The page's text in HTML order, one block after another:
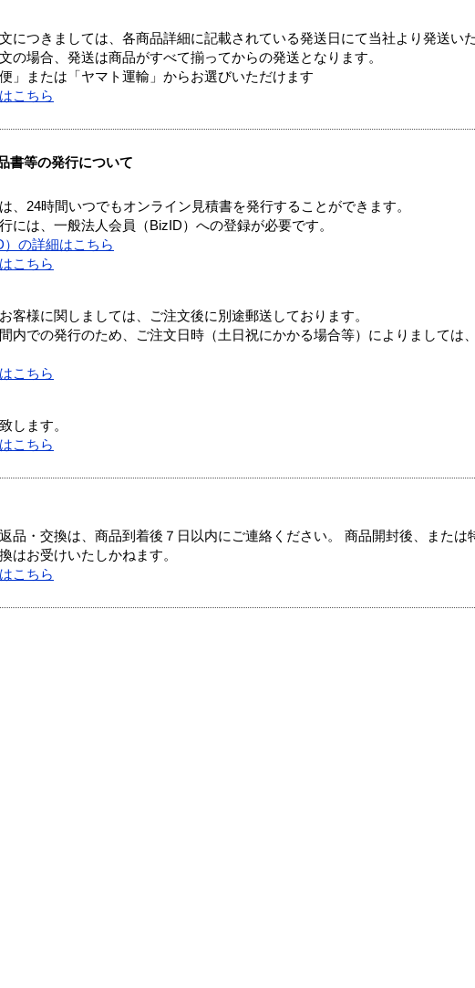
につきましては、各商品詳細に記載されている発送日にて当社より発送いた
の場合、発送は商品がすべて揃ってからの発送となります。
」または「ヤマト運輸」からお選びいただけます
こちら
書等の発行について
、24時間いつでもオンライン見積書を発行することができます。
には、一般法人会員（BizID）への登録が必要です。
の詳細はこちら
こちら
客様に関しましては、ご注文後に別途郵送しております。
内での発行のため、ご注文日時（土日祝にかかる場合等）によりましては
こちら
します。
こちら
品・交換は、商品到着後７日以内にご連絡ください。 商品開封後、または
はお受けいたしかねます。
こちら